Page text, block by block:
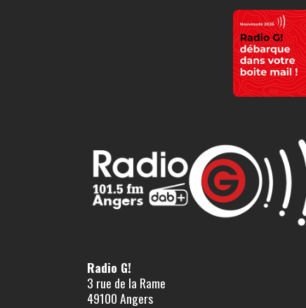
Radio G!
3 rue de la Rame
49100 Angers